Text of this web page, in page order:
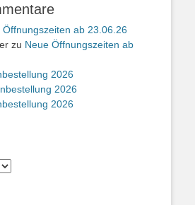
Öffnungszeiten ab 23.06.26
zu Neue Öffnungszeiten ab
2026
2026
2026